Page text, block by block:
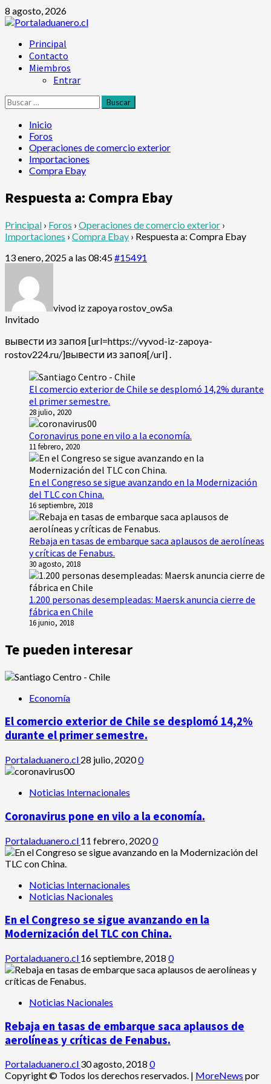
Saltar
al
8 agosto, 2026
Menú
principal
Principal
Contacto
Miembros
Entrar
Buscar:
Inicio
Foros
Operaciones de comercio exterior
Importaciones
Compra Ebay
Respuesta a: Compra Ebay
Principal › Foros › Operaciones de comercio exterior ›
Importaciones › Compra Ebay › Respuesta a: Compra Ebay
13 enero, 2025 a las 08:45#15491
vivod iz zapoya rostov_owSa
Invitado
вывести из запоя [url=https://vyvod-iz-zapoya-
rostov224.ru/]вывести из запоя[/url] .
El comercio exterior de Chile se desplomó 14,2% durante
el primer semestre.
28 julio, 2020
Coronavirus pone en vilo a la economía.
11 febrero, 2020
En el Congreso se sigue avanzando en la Modernización
del TLC con China.
16 septiembre, 2018
Rebaja en tasas de embarque saca aplausos de aerolíneas
y críticas de Fenabus.
30 agosto, 2018
1.200 personas desempleadas: Maersk anuncia cierre de
fábrica en Chile
16 junio, 2018
Te pueden interesar
Economía
El comercio exterior de Chile se desplomó 14,2%
durante el primer semestre.
Portaladuanero.cl 28 julio, 20200
Noticias Internacionales
Coronavirus pone en vilo a la economía.
Portaladuanero.cl 11 febrero, 20200
Noticias Internacionales
Noticias Nacionales
En el Congreso se sigue avanzando en la
Modernización del TLC con China.
Portaladuanero.cl 16 septiembre, 2018 0
Noticias Nacionales
Rebaja en tasas de embarque saca aplausos de
aerolíneas y críticas de Fenabus.
Portaladuanero.cl 30 agosto, 2018 0
Copyright © Todos los derechos reservados. | MoreNews por